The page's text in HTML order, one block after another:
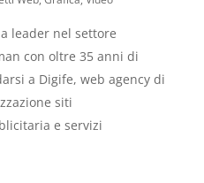
leader nel settore
con oltre 35 anni di
a Digife, web agency di
siti
e servizi